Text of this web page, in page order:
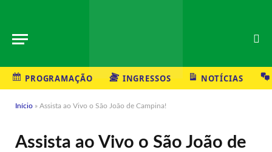
PROGRAMAÇÃO INGRESSOS NOTÍCIAS
Início » Assista ao Vivo o São João de Campina!
Assista ao Vivo o São João de